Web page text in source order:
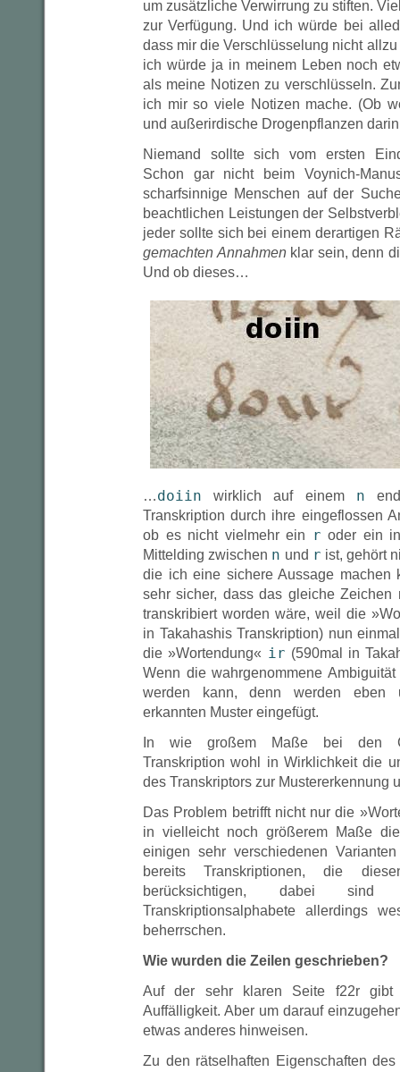
um zusätzliche Verwirrung zu stiften.
zur Verfügung. Und ich würde bei
dass mir die Verschlüsselung nicht
ich würde ja in meinem Leben noch
als meine Notizen zu verschlüsseln.
ich mir so viele Notizen mache. (Ob
und außerirdische Drogenpflanzen
Niemand sollte sich vom ersten
Schon gar nicht beim Voynich-
scharfsinnige Menschen auf der
beachtlichen Leistungen der
jeder sollte sich bei einem derartigen
gemachten Annahmenklar sein, denn
Und ob dieses…
…doiin wirklich auf einem n
Transkription durch ihre eingeflossen
ob es nicht vielmehr ein
r oder ein
Mittelding zwischen n und r ist, gehört
die ich eine sichere Aussage machen
sehr sicher, dass das gleiche
transkribiert worden wäre, weil die
in Takahashis Transkription) nun
die »Wortendung« ir (590mal in
Wenn die wahrgenommene
werden kann, denn werden eben
erkannten Muster eingefügt.
In wie großem Maße bei den
Transkription wohl in Wirklichkeit die
des Transkriptors zur Mustererkennung
Das Problem betrifft nicht nur die
in vielleicht noch größerem Maße
einigen sehr verschiedenen
bereits Transkriptionen, die
berücksichtigen, dabei sind
Transkriptionsalphabete allerdings
beherrschen.
Wie wurden die Zeilen geschrieben?
Auf der sehr klaren Seite f22r
Auffälligkeit. Aber um darauf
etwas anderes hinweisen.
Zu den rätselhaften Eigenschaften